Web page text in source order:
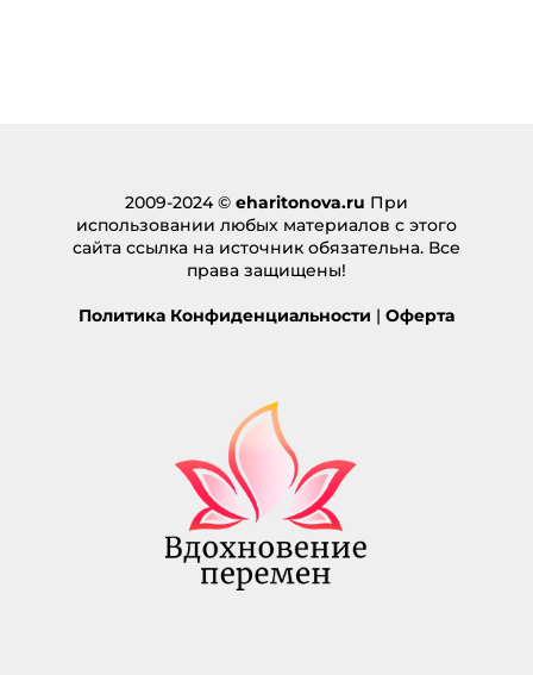
2009-2024 © eharitonova.ru При
использовании любых материалов с этого
сайта ссылка на источник обязательна. Все
права защищены!
Политика Конфиденциальности | Оферта